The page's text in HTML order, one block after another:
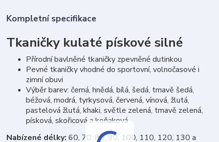
Kompletní specifikace
Tkaničky kulaté pískové silné
Přírodní bavlněné tkaničky zpevněné dutinkou
Pevné tkaničky vhodné do sportovní, volnočasové i
zimní obuvi
Výběr barev: černá, hnědá, bílá, šedá, tmavě šedá,
béžová, modrá, tyrkysová, červená, vínová, žlutá,
pastelová žlutá, khaki, světle zelená, tmavě zelená,
písková, skořicová a koňaková
Nabízené délky: 60, 70, 80, 90, 100, 110, 120, 130 a